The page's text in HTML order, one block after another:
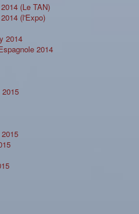
(Le TAN)
(l'Expo)
2014
2014